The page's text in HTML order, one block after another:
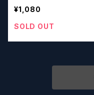
トリプル IPA【クラフトビー
ル】
¥1,080
SOLD OUT